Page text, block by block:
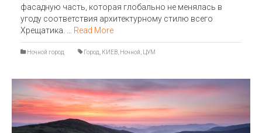
фасадную часть, которая глобально не менялась в
угоду соответствия архитектурному стилю всего
Хрещатика. … Read More
Ночной город Город КИЕВ Ночной ЦУМ